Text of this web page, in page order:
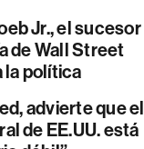
Jr., el sucesor
de Wall Street
la política
advierte que el
de EE.UU. está